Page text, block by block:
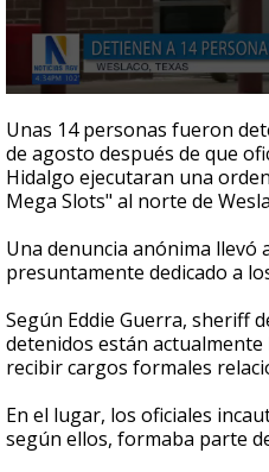
seconds
of
35
seconds
Unas 14 personas fueron
de agosto después de que
Hidalgo ejecutaran una
Mega Slots" al norte de
Una denuncia anónima llevó
presuntamente dedicado a
Según Eddie Guerra, sheriff
detenidos están
recibir cargos formales
En el lugar, los oficiales
según ellos, formaba parte